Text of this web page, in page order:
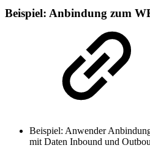
Beispiel: Anbindung zum
Beispiel: Anwender
mit Daten Inbound und